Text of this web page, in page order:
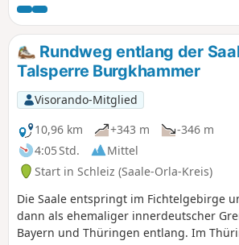
seltene Tier- und Pflanzenarten.
Rudolphstein, also an der Grenze von
Bayern, lässt sich auf einer
Zaubers der wunderbaren Natur und
Schreckens auf herrlich ruhigen Pfaden
Kolonnenweg - erwandern.
Rundweg entlang der
Talsperre Burgkhammer
Visorando-Mitglied
10,96 km
+343 m
-346 m
4:05 Std.
Mittel
Start in Schleiz (Saale-Orla-Kreis)
Die Saale entspringt im Fichtelgebirge
dann als ehemaliger innerdeutscher
Bayern und Thüringen entlang. Im